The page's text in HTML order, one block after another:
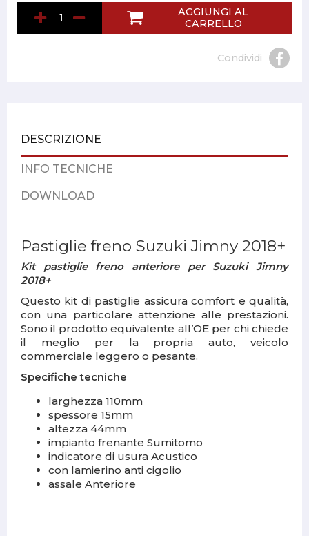
AGGIUNGI AL
CARRELLO
Condividi
DESCRIZIONE
INFO TECNICHE
DOWNLOAD
Pastiglie freno Suzuki Jimny 2018+
Kit pastiglie freno anteriore per Suzuki Jimny
2018+
Questo kit di pastiglie assicura comfort e qualità,
con una particolare attenzione alle prestazioni.
Sono il prodotto equivalente all’OE per chi chiede
il meglio per la propria auto, veicolo
commerciale leggero o pesante.
Specifiche tecniche
larghezza 110mm
spessore 15mm
altezza 44mm
impianto frenante Sumitomo
indicatore di usura Acustico
con lamierino anti cigolio
assale Anteriore